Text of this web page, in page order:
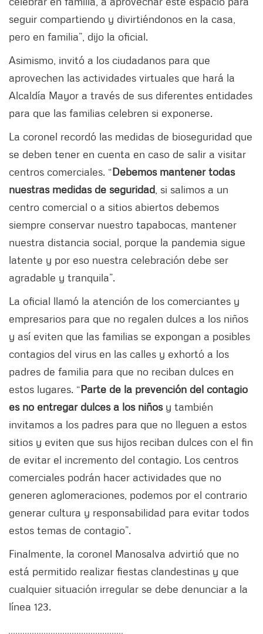
seguir compartiendo y divirtiéndonos en la casa,
pero en familia”, dijo la oficial.
Asimismo, invitó a los ciudadanos para que
aprovechen las actividades virtuales que hará la
Alcaldía Mayor a través de sus diferentes entidades
para que las familias celebren si exponerse.
La coronel recordó las medidas de bioseguridad que
se deben tener en cuenta en caso de salir a visitar
centros comerciales. “Debemos mantener todas
nuestras medidas de seguridad , si salimos a un
centro comercial o a sitios abiertos debemos
siempre conservar nuestro tapabocas, mantener
nuestra distancia social, porque la pandemia sigue
latente y por eso nuestra celebración debe ser
agradable y tranquila”.
La oficial llamó la atención de los comerciantes y
empresarios para que no regalen dulces a los niños
y así eviten que las familias se expongan a posibles
contagios del virus en las calles y exhortó a los
padres de familia para que no reciban dulces en
estos lugares. “Parte de la prevención del contagio
es no entregar dulces a los niñosy también
invitamos a los padres para que no lleguen a estos
sitios y eviten que sus hijos reciban dulces con el fin
de evitar el incremento del contagio. Los centros
comerciales podrán hacer actividades que no
generen aglomeraciones, podemos por el contrario
generar cultura y responsabilidad para evitar todos
estos temas de contagio”.
Finalmente, la coronel Manosalva advirtió que no
está permitido realizar fiestas clandestinas y que
cualquier situación irregular se debe denunciar a la
línea 123.